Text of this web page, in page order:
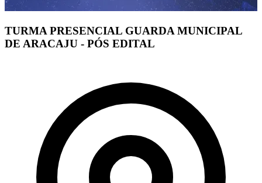
TURMA PRESENCIAL GUARDA MUNICIPAL
DE ARACAJU - PÓS EDITAL